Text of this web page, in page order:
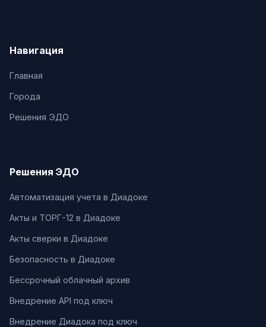
Навигация
Главная
Города
Решения ЭДО
Решения ЭДО
Автоматизация учета в Диадоке
Акты и ТОРГ-12 в Диадоке
Акты сверки в Диадоке
Безопасность в Диадоке
Бессрочный облачный архив
Внедрение API под ключ
Внедрение Диадока под ключ